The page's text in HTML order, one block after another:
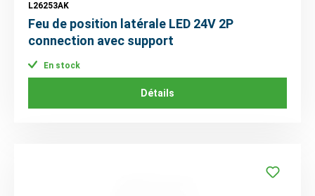
L26253AK
Feu de position latérale LED 24V 2P
connection avec support
En stock
Détails